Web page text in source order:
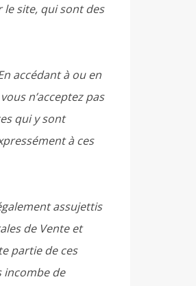
le site, qui sont des
accédant à ou en
n’acceptez pas
qui y sont
à ces
assujettis
de Vente et
partie de ces
incombe de